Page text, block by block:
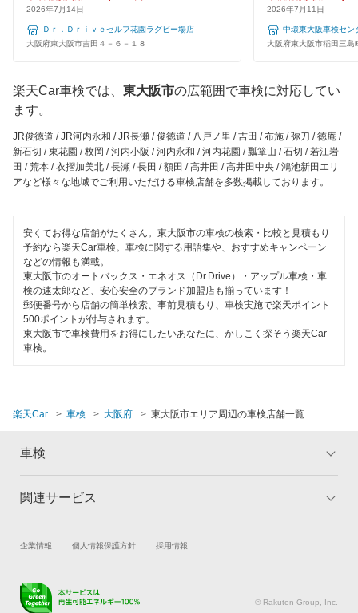
大東市
高槻市
豊中市
豊能郡
寝屋川市
羽曳野市
阪南市
枚方市
南河内郡
箕面市
整備保証
1級整備士在籍
マッハ車検
トヨタディーラー
安心WE！車検
2026年7月14日
Ｄｒ．Ｄｒｉｖｅセルフ花園ラグビー場店
大阪府東大阪市吉田４－６－１８
2026年7月11日
中環東大阪車検セン
大阪府東大阪市稲田三島
楽天Car車検では、 東大阪市の広範囲で車検に対応してい
ます。
JR俊徳道 / JR河内永和 / JR長瀬 / 俊徳道 / 八戸ノ里 / 吉田 / 布施 / 弥刀 / 徳庵 /
新石切 / 東花園 / 枚岡 / 河内小阪 / 河内永和 / 河内花園 / 瓢箪山 / 石切 / 若江岩
田 / 荒本 / 衣摺加美北 / 長瀬 / 長田 / 額田 / 高井田 / 高井田中央 / 鴻池新田エリ
アなど様々な地域でご利用いただける車検店舗を多数掲載しております。
安くてお得な店舗がたくさん。東大阪市の車検の検索・比較と見積もり
予約なら楽天Car車検。車検に関する用語集や、おすすめキャンペーン
などの情報も満載。
東大阪市のオートバックス・エネオス（Dr.Drive）・アップル車検・車
検の速太郎など、安心安全のブランド加盟店も揃っています！
郵便番号から店舗の簡単検索、事前見積もり、車検実施で楽天ポイント
500ポイントが付与されます。
東大阪市で車検費用をお得にしたいあなたに、かしこく探そう楽天Car
車検。
楽天Car 車検 大阪府 東大阪市エリア周辺の車検店舗一覧
車検
トップ
車検の基礎知識 キャンペーン一覧
関連サービス
試乗・商談 新車購入
キズ修理予約
企業情報 個人情報保護方針 採用情報
© Rakuten Group, Inc.